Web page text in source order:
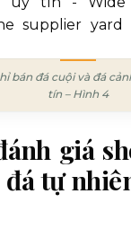
bán đá cuội và đá
tín – Hình 4
giá
tự